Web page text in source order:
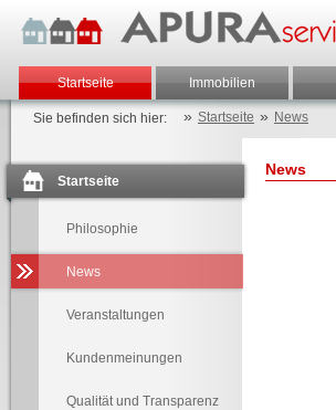
Startseite Immobilien
Sie befinden sich hier: » Startseite » News
Startseite
Philosophie
News
Veranstaltungen
Kundenmeinungen
Qualität und Transparenz
News